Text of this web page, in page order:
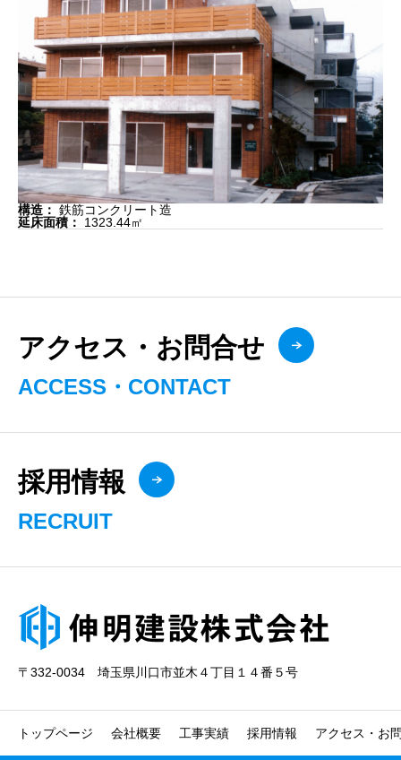
構造： 鉄筋コンクリート造
延床面積：
1323.44㎡
アクセス・お問合せ
ACCESS・CONTACT
採用情報
RECRUIT
〒332-0034 埼玉県川口市並木４丁目１４番５号
トップページ 会社概要 工事実績 採用情報 アクセス・お